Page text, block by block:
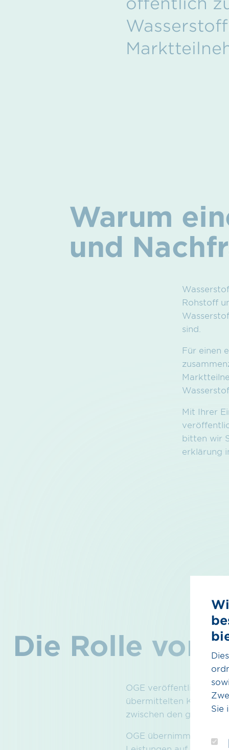
Warum
und
Rohstoff
sind.
Für einen
Mit Ihrer
bitten wir
erklärung
Die Rolle von
OGE veröffentlicht eine
übermittelten
zwischen den
OGE übernimmt keine
Sie